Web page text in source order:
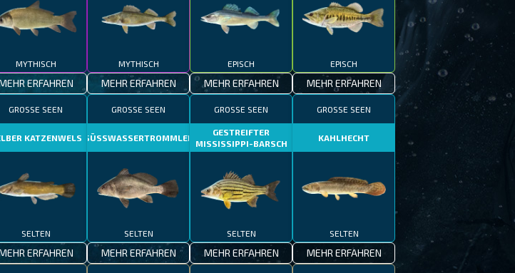
MYTHISCH
ERFAHREN
MYTHISCH
MEHR ERFAHREN
EPISCH
MEHR ERFAHREN
EPISCH
MEHR ERFAHREN
GROSSE SEEN
KATZENWELS
SELTEN
ERFAHREN
GROSSE SEEN
SÜSSWASSERTROMMLER
SELTEN
MEHR ERFAHREN
GROSSE SEEN
GESTREIFTER
MISSISSIPPI-BARSCH
SELTEN
MEHR ERFAHREN
GROSSE SEEN
KAHLHECHT
SELTEN
MEHR ERFAHREN